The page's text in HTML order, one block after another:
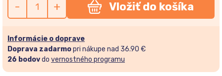
- + Vložiť do košíka
Informácie o doprave
Doprava zadarmopri nákupe nad 36.90 €
26 bodovdo vernostného programu